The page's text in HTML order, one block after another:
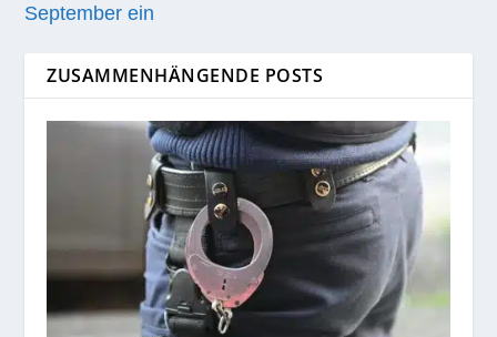
September ein
ZUSAMMENHÄNGENDE POSTS